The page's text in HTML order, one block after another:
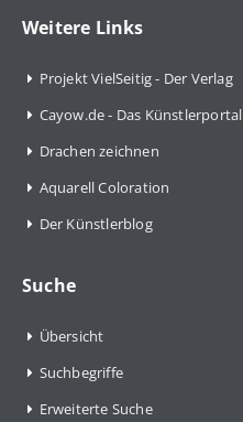
Weitere Links
Projekt VielSeitig - Der Verlag
Cayow.de - Das Künstlerportal
Drachen zeichnen
Aquarell Coloration
Der Künstlerblog
Suche
Übersicht
Suchbegriffe
Erweiterte Suche